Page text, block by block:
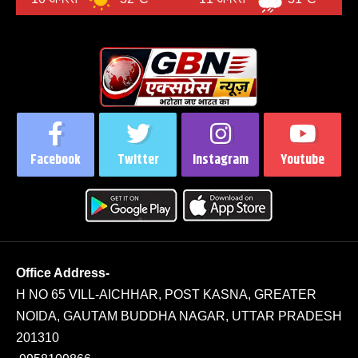
Office Address-
H NO 65 VILL-AICHHAR, POST KASNA, GREATER
NOIDA, GAUTAM BUDDHA NAGAR, UTTAR PRADESH
201310
Facebook Twitter Instagram Youtube